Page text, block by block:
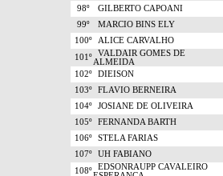
98º GILBERTO CAPOANI
99º
MARCIO BINS ELY
100º
ALICE CARVALHO
101º
VALDAIR GOMES DE
ALMEIDA
102º
DIEISON
103º
FLAVIO BERNEIRA
104º
JOSIANE DE OLIVEIRA
105º
FERNANDA BARTH
106º
STELA FARIAS
107º
UH FABIANO
108º
EDSONRAUPP CAVALEIRO